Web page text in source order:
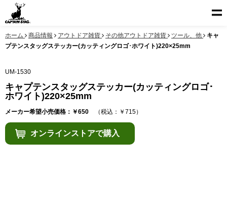
ホーム 商品情報 アウトドア雑貨 その他アウトドア雑貨 ツール、他
キャ
プテンスタッグステッカー(カッティングロゴ･ホワイト)220×25mm
UM-1530
キャプテンスタッグステッカー(カッティングロゴ･
ホワイト)220×25mm
メーカー希望小売価格：￥650 （税込：￥715）
オンラインストアで購入